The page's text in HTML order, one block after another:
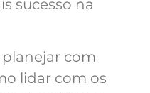
sucesso na
com
lidar com os